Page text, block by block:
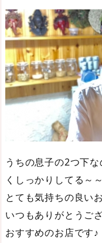
うちの息子の2つ下
くしっかりしてる～
とても気持ちの良い
いつもありがとうご
おすすめのお店です♪